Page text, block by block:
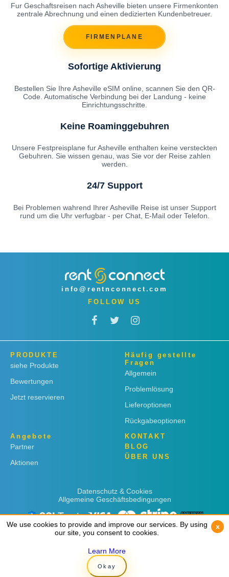
Fur Geschaftsreisen nach Asheville bieten unsere Firmenkonten
zentrale Abrechnung und einen dedizierten Kundenbetreuer.
FIRMENPLANE
Sofortige Aktivierung
Bestellen Sie Ihre Asheville eSIM online, scannen Sie den QR-
Code. Automatische Verbindung bei der Landung - keine
Einrichtungsschritte.
Keine Roaminggebuhren
Unsere Festpreisplane fur Asheville enthalten keine versteckten
Gebuhren. Sie wissen genau, was Sie vor der Reise zahlen
werden.
24/7 Support
Bei Problemen wahrend Ihrer Asheville Reise ist unser Support
rund um die Uhr verfugbar - per Chat, E-Mail oder Telefon.
info@rentnconnect.com
FOLLOW US
PRODUKTE
siehe Produkte
Bewertungen
Jetzt reservieren
Häufig gestellte
Fragen
Allgemein
Problemlösung
Lieferoptionen
Rückgabeoptionen
Angebote
Partner
Aktionen
KONTAKT
BLOG
ÜBER UNS
Datenschutz & Cookies
Allgemeine Geschäftsbedingungen
Copyright © 2019 Rent 'n Connect
We use cookies to provide and improve our services. By using
our site, you consent to cookies.
Learn More
Okay
x
We use cookies to provide and improve our services. By using
our site, you consent to cookies.
Learn More
Okay
x